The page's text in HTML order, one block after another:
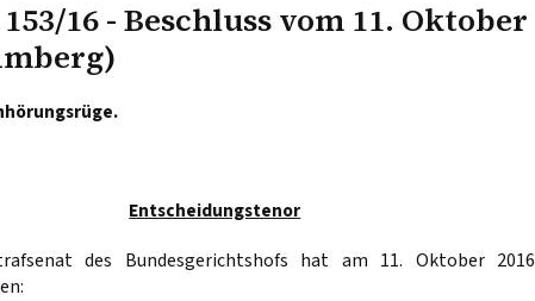
153/16 - Beschluss vom 11. Oktober
Entscheidungstenor
des Bundesgerichtshofs hat am 11. Oktober 2016